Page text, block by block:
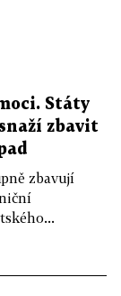
Státy
zbavit
zbavují